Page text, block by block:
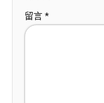
留言 *